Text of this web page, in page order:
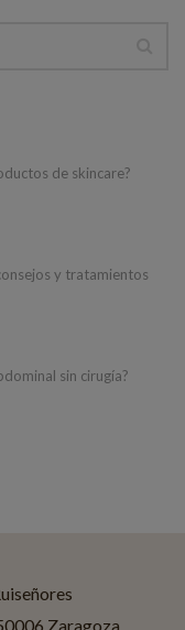
de skincare?
y tratamientos
sin cirugía?
Zaragoza